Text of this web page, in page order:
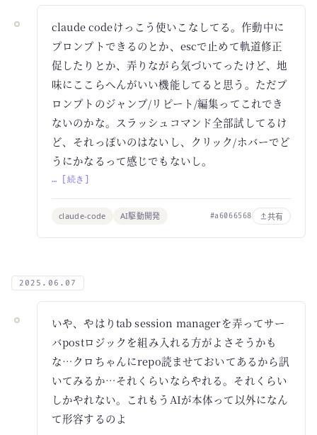
claude codeけっこう使いこなしてる。作動中に
プロンプトできるのとか、escで止めて軌道修正
促したりとか、弄りながら気づいてったけど、地
味にここらへんがいい機能してると思う。ただプ
ロンプトのジャンプ/リピート/編集ってこれでき
ないのかな。スラッシュコマンド全部試してるけ
ど、それっぽいのはないし、クリック/ホバーでど
うにかなるって感じでもないし。
… [続き]
claude-code AI駆動開発 #a6066568 共有
2025.06.07
いや、やはりtab session managerを弄ってサー
バpostロジックを組み入れる方がよさそうかも
な…クロちゃんにrepo読ませておいてあるから訊
いてみるか…それくらいならやれる。それくらい
しかやれない。これもうAIが本体って以外になん
て形容するのよ